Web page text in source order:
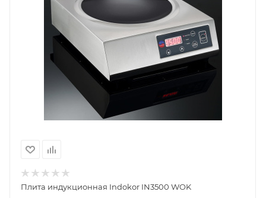
Плита индукционная Indokor IN3500 WOK